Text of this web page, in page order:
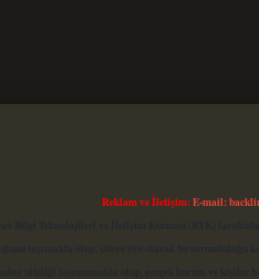
Reklam ve İletişim:E-mail:
Bilgi Teknolojileri ve İletişim Kurumu (BTK)